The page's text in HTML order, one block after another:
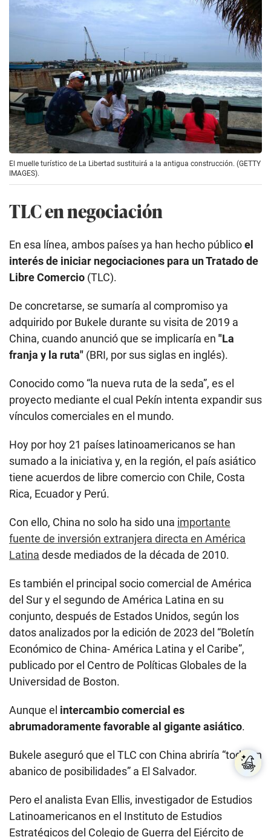
El muelle turístico de La Libertad sustituirá a la antigua construcción. (GETTY
IMAGES).
TLC en negociación
En esa línea, ambos países ya han hecho públicoel
interés de iniciar negociaciones para un Tratado de
Libre Comercio (TLC).
De concretarse, se sumaría al compromiso ya
adquirido por Bukele durante su visita de 2019 a
China, cuando anunció que se implicaría en "La
franja y la ruta" (BRI, por sus siglas en inglés).
Conocido como “la nueva ruta de la seda”, es el
proyecto mediante el cual Pekín intenta expandir sus
vínculos comerciales en el mundo.
Hoy por hoy 21 países latinoamericanos se han
sumado a la iniciativa y, en la región, el país asiático
tiene acuerdos de libre comercio con Chile, Costa
Rica, Ecuador y Perú.
Con ello, China no solo ha sido una importante
fuente de inversión extranjera directa en América
Latina desde mediados de la década de 2010.
Es también el principal socio comercial de América
del Sur y el segundo de América Latina en su
conjunto, después de Estados Unidos, según los
datos analizados por la edición de 2023 del “Boletín
Económico de China- América Latina y el Caribe”,
publicado por el Centro de Políticas Globales de la
Universidad de Boston.
Aunque el intercambio comercial es
abrumadoramente favorable al gigante asiático.
Bukele aseguró que el TLC con China abriría “todo un
abanico de posibilidades” a El Salvador.
Pero el analista Evan Ellis, investigador de Estudios
Latinoamericanos en el Instituto de Estudios
Estratégicos del Colegio de Guerra del Ejército de